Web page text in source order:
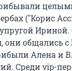
("Корис
они общались
Алена и
Среди vip-